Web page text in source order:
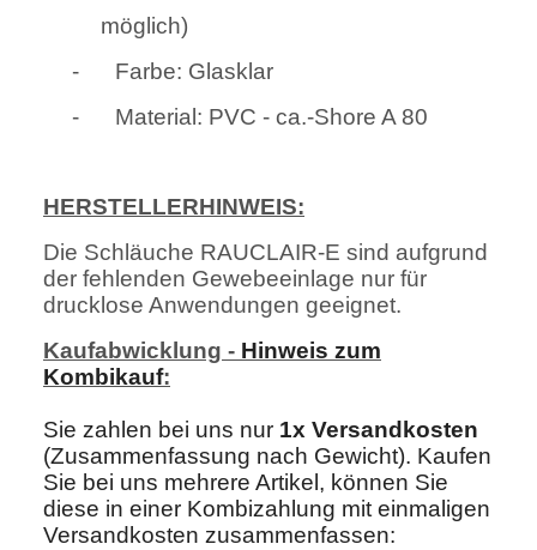
möglich)
-
Farbe: Glasklar
-
Material: PVC - ca.-Shore A 80
HERSTELLERHINWEIS:
Die Schläuche RAUCLAIR-E sind aufgrund
der fehlenden Gewebeeinlage nur für
drucklose Anwendungen geeignet.
Kaufabwicklung - Hinweis zum
Kombikauf:
Sie zahlen bei uns nur 1x Versandkosten
(Zusammenfassung nach Gewicht). Kaufen
Sie bei uns mehrere Artikel, können Sie
diese in einer Kombizahlung mit einmaligen
Versandkosten zusammenfassen: